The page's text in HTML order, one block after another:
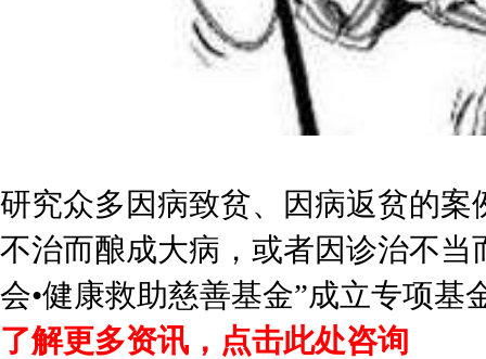
研究众多因病致贫、因病返贫的
不治而酿成大病，或者因诊治不
会•健康救助慈善基金”成立专项
了解更多资讯，点击此处咨询